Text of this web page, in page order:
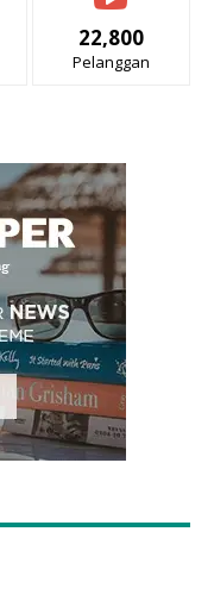
22,800
Pelanggan